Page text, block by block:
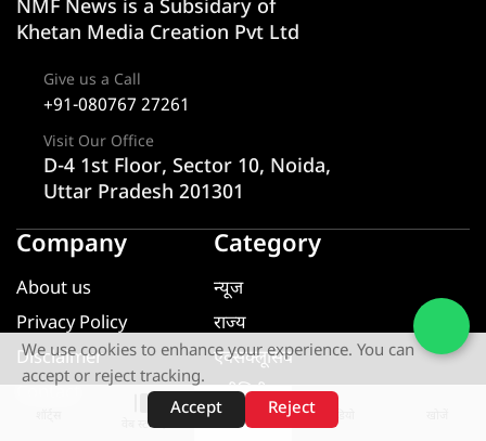
वेब स्टोरीज़
NMF News is a Subsidary of
Khetan Media Creation Pvt Ltd
Give us a Call
+91-080767 27261
Visit Our Office
D-4 1st Floor, Sector 10, Noida,
Uttar Pradesh 201301
Company
About us
Privacy Policy
Disclaimer
Contact
Category
न्यूज
राज्य
एक्सक्लूसिव
यूटीलिटी
खेल
We use cookies to enhance your experience. You can
accept or reject tracking.
Accept
Reject